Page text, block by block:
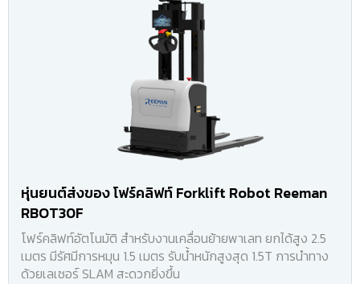
หุ่นยนต์ส่งของ โฟร์คลิฟท์ Forklift Robot Reeman
RBOT30F
โฟร์คลิฟท์อัตโนมัติ สำหรับงานเคลื่อนย้ายพาเลท ยกได้สูง 2.5
เมตร มีรัศมีการหมุน 1.5 เมตร รับน้ำหนักสูงสุด 1.5T การนำทาง
ด้วยเลเซอร์ SLAM สะดวกยิ่งขึ้น